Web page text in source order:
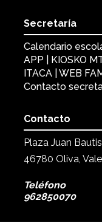
Secretaría
Calendario
APP | KIOSKO
ITACA | WEB
Contacto
Contacto
Plaza Juan
46780 Oliva,
Teléfono
962850070